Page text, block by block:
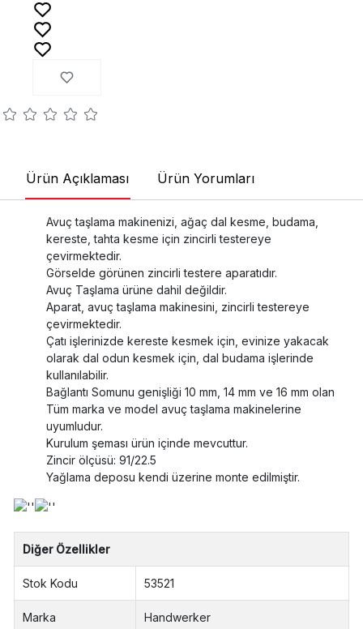
Ürün Açıklaması Ürün Yorumları
Avuç taşlama makinenizi, ağaç dal kesme, budama,
kereste, tahta kesme için zincirli testereye
çevirmektedir.
Görselde görünen zincirli testere aparatıdır.
Avuç Taşlama ürüne dahil değildir.
Aparat, avuç taşlama makinesini, zincirli testereye
çevirmektedir.
Çatı işlerinizde kereste kesmek için, evinize yakacak
olarak dal odun kesmek için, dal budama işlerinde
kullanılabilir.
Bağlantı Somunu genişliği 10 mm, 14 mm ve 16 mm olan
Tüm marka ve model avuç taşlama makinelerine
uyumludur.
Kurulum şeması ürün içinde mevcuttur.
Zincir ölçüsü: 91/22.5
Yağlama deposu kendi üzerine monte edilmiştir.
Diğer Özellikler
Stok Kodu 53521
Marka Handwerker